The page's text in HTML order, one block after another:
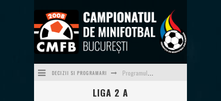
DECIZII SI PROGRAMARI Programul săptămânii 23/24 (08.06-14.06)
LIGA 2 A